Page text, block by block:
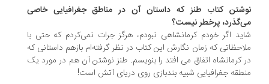
کتاب طنز که داستان آن‌ در مناطق جغرافیایی خاصی
پرخطر نیست؟
اگر خودم کرمانشاهی نبودم، هرگز جرات نمی‌کردم که حتی با
که زمان نگارش این کتاب در نظر گرفته‌ام بازهم داستانی که
کرمانشاه اتفاق می افتد را بنویسم. طنز نوشتن آن هم در مورد یک
جغرافیایی شبیه بندبازی روی دریای آتش است!